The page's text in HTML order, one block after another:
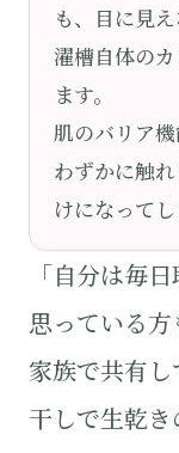
も、目に見
濯槽自体の
ます。
肌のバリア
わずかに触
けになってし
「自分は毎
思っている方
家族で共有
干しで生乾